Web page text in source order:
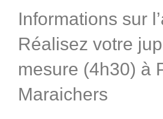
Informations sur
Réalisez votre
mesure (4h30) à
Maraichers